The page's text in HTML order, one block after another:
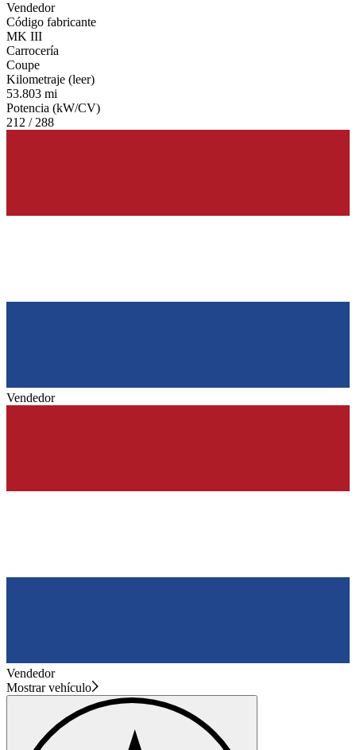
Vendedor
Código fabricante
MK III
Carrocería
Coupe
Kilometraje (leer)
53.803 mi
Potencia (kW/CV)
212 / 288
Vendedor
Vendedor
Mostrar vehículo